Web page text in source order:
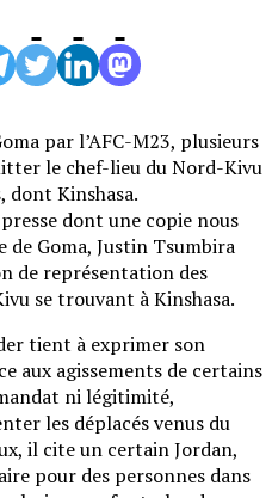
par l’AFC-M23, plusieurs
le chef-lieu du Nord-Kivu
Kinshasa.
dont une copie nous
de Goma, Justin Tsumbira
de représentation des
se trouvant à Kinshasa.
tient à exprimer son
aux agissements de certains
ni légitimité,
les déplacés venus du
il cite un certain Jordan,
pour des personnes dans